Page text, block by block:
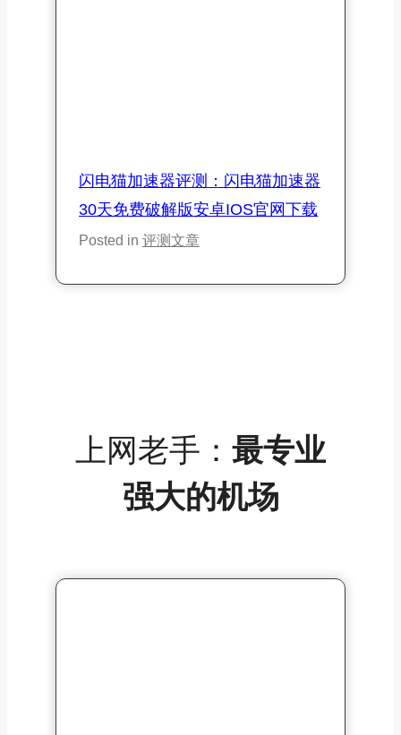
闪电猫加速器评测：闪电猫加速器
30天免费破解版安卓iOS官网下载
Posted in 评测文章
上网老手： 最专业
强大的机场